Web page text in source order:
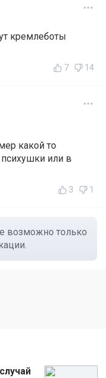
кремлеботы
7 14
какой то
или в
3 1
возможно только